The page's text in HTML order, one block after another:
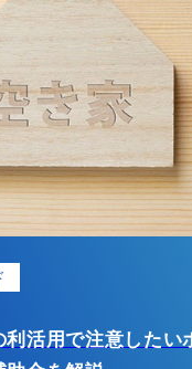
の少ない駐車場経営